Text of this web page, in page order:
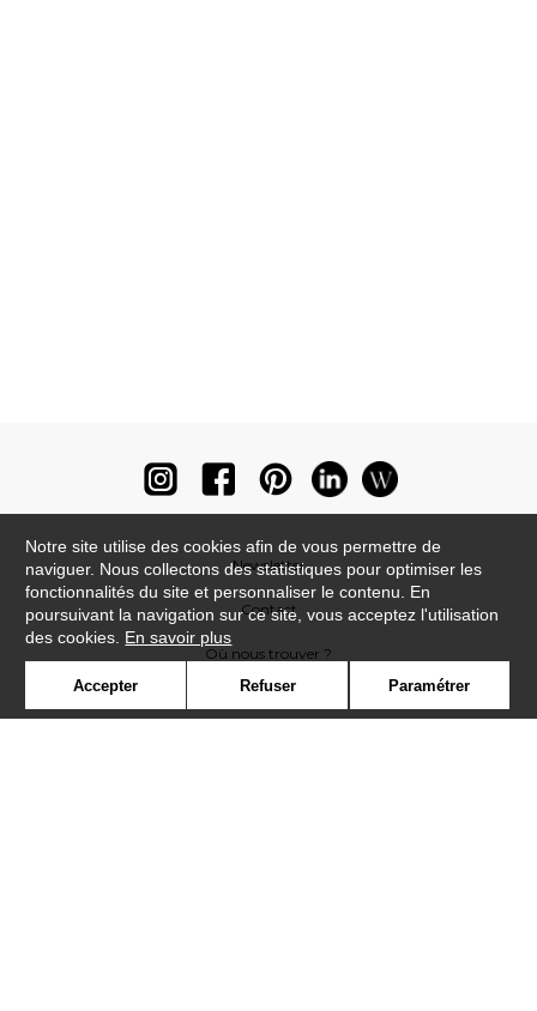
Newsletter
Contact
Où nous trouver ?
Notre site utilise des cookies afin de vous permettre de
naviguer. Nous collectons des statistiques pour optimiser les
fonctionnalités du site et personnaliser le contenu. En
poursuivant la navigation sur ce site, vous acceptez l'utilisation
des cookies. En savoir plus
Accepter Refuser Paramétrer